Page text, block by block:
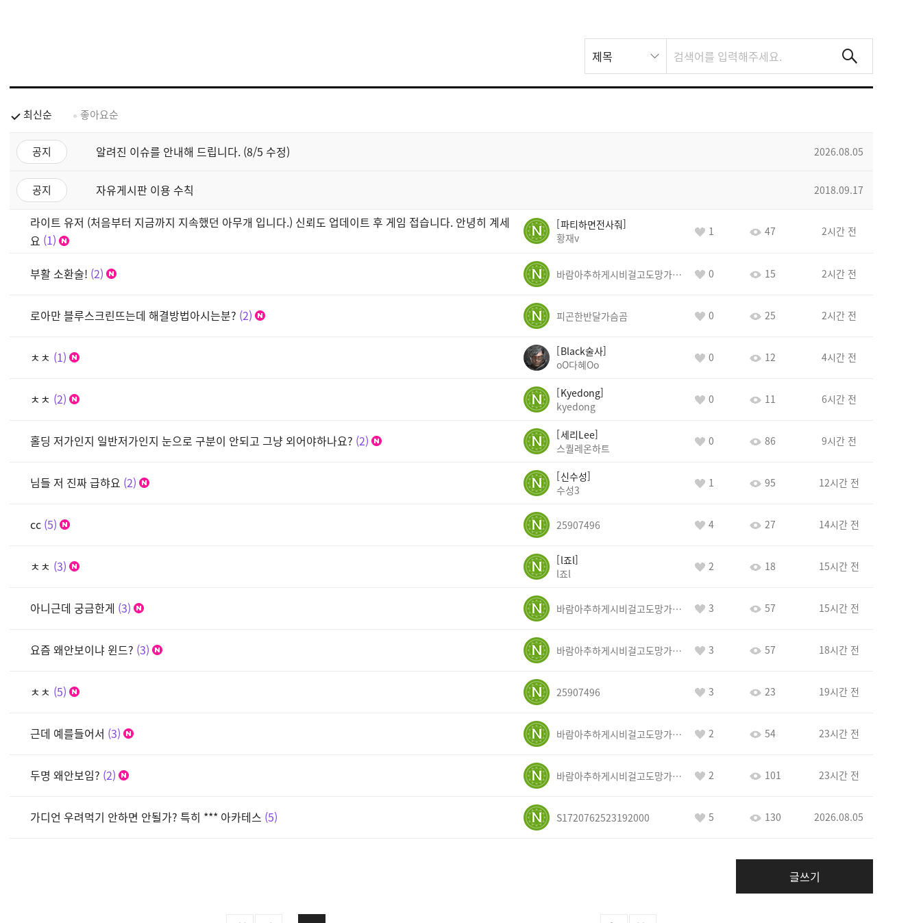
스
트
제목
최신순 좋아요순
공지 알려진 이슈를 안내해 드립니다. (8/5 수정) 2026.08.05
공지 자유게시판 이용 수칙 2018.09.17
라이트 유저 (처음부터 지금까지 지속했던 아무개 입니다.) 신뢰도 업데이트 후 게임 접습니다. 안녕히 계세
요 1
파티하면전사줘
황재v
1 47 2시간 전
부활 소환술! 2 바람아추하게시비걸고도망가냐당당하게글써 0 15 2시간 전
로아만 블루스크린뜨는데 해결방법아시는분? 2 피곤한반달가슴곰 0 25 2시간 전
ㅊㅊ 1
Black술사
oO다혜Oo
0 12 4시간 전
ㅊㅊ 2
Kyedong
kyedong
0 11 6시간 전
홀딩 저가인지 일반저가인지 눈으로 구분이 안되고 그냥 외어야하나요? 2
세리Lee
스퀄레온하트
0 86 9시간 전
님들 저 진짜 급햐요 2
신수성
수성3
1 95 12시간 전
cc 5 25907496 4 27 14시간 전
ㅊㅊ 3
l죠l
l죠l
2 18 15시간 전
아니근데 궁금한게 3 바람아추하게시비걸고도망가냐당당하게글써 3 57 15시간 전
요즘 왜안보이냐 윈드? 3 바람아추하게시비걸고도망가냐당당하게글써 3 57 18시간 전
ㅊㅊ 5 25907496 3 23 19시간 전
근데 예를들어서 3 바람아추하게시비걸고도망가냐당당하게글써 2 54 23시간 전
두명 왜안보임? 2 바람아추하게시비걸고도망가냐당당하게글써 2 101 23시간 전
가디언 우려먹기 안하면 안될가? 특히 *** 아카테스 5 S1720762523192000 5 130 2026.08.05
글쓰기